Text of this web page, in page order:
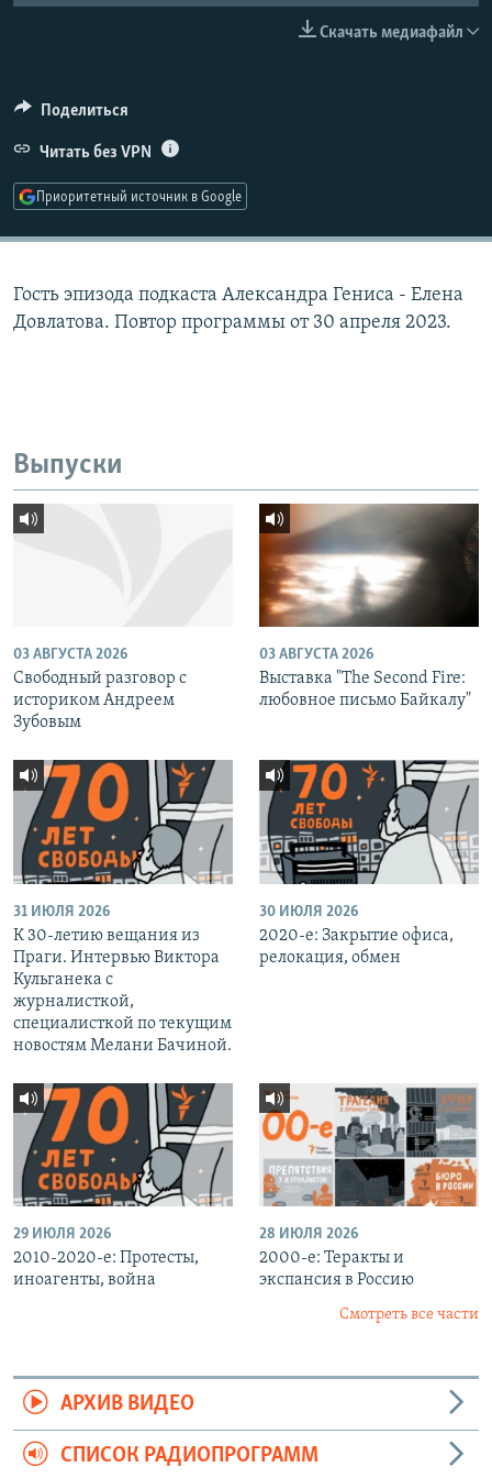
СОЦИАЛЬНЫЕ СЕТИ
Скачать медиафайл
Поделиться
Читать без VPN
Приоритетный источник в Google
Гость эпизода подкаста Александра Гениса - Елена
Довлатова. Повтор программы от 30 апреля 2023.
Выпуски
03 АВГУСТА 2026
Свободный разговор с
историком Андреем
Зубовым
03 АВГУСТА 2026
Выставка "The Second Fire:
любовное письмо Байкалу"
31 ИЮЛЯ 2026
К 30-летию вещания из
Праги. Интервью Виктора
Кульганека с
журналисткой,
специалисткой по текущим
новостям Мелани Бачиной.
30 ИЮЛЯ 2026
2020-е: Закрытие офиса,
релокация, обмен
29 ИЮЛЯ 2026
2010-2020-е: Протесты,
иноагенты, война
28 ИЮЛЯ 2026
2000-е: Теракты и
экспансия в Россию
Смотреть все части
АРХИВ ВИДЕО
СПИСОК РАДИОПРОГРАММ